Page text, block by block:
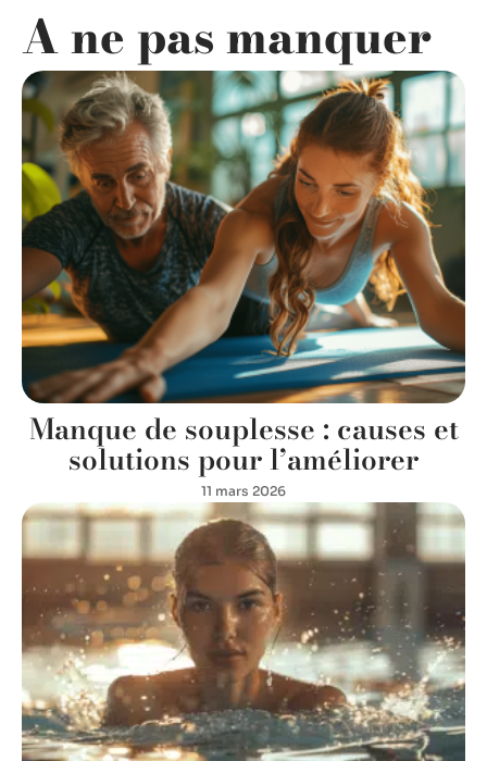
A ne pas manquer
Manque de souplesse : causes et
solutions pour l’améliorer
11 mars 2026